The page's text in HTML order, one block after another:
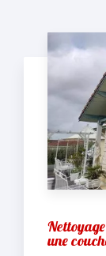
une